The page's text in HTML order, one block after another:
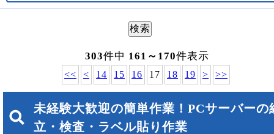
303件中 161～170件表示
<< < 14 15 16 17 18 19 > >>
未経験大歓迎の簡単作業！PCサーバーの
立・検査・ラベル貼り作業